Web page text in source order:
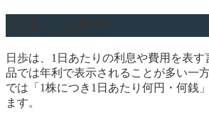
日歩は、1日あたりの利息や費用を表
品では年利で表示されることが多い一
では「1株につき1日あたり何円・何銭
ます。